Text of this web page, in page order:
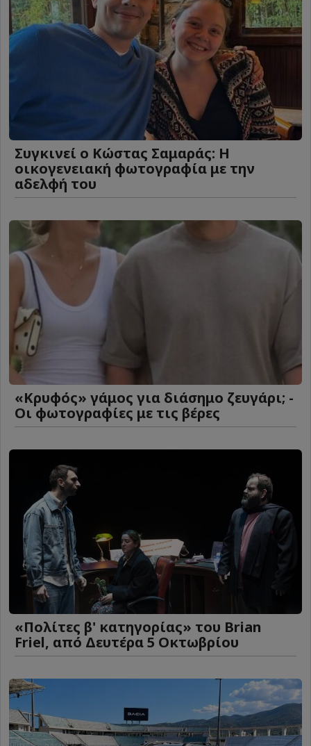
Συγκινεί ο Κώστας Σαμαράς: Η
οικογενειακή φωτογραφία με την
αδελφή του
«Κρυφός» γάμος για διάσημο ζευγάρι; -
Οι φωτογραφίες με τις βέρες
«Πολίτες β' κατηγορίας» του Brian
Friel, από Δευτέρα 5 Οκτωβρίου